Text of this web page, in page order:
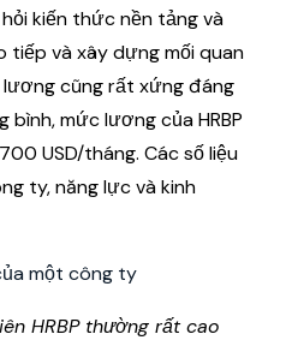
kiến ​​thức nền tảng và
tiếp và xây dựng mối quan
lương cũng rất xứng đáng
bình, mức lương của HRBP
USD/tháng. Các số liệu
ty, năng lực và kinh
HRBP thường rất cao